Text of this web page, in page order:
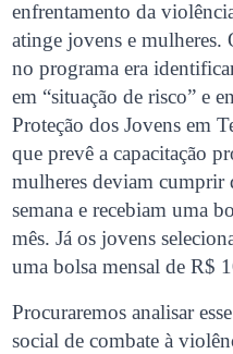
enfrentamento da
atinge jovens e mulheres.
no programa era
em “situação de risco” e
Proteção dos Jovens em
que prevê a capacitação
mulheres deviam cumprir
semana e recebiam uma
mês. Já os jovens
uma bolsa mensal de R$
Procuraremos analisar
social de combate à